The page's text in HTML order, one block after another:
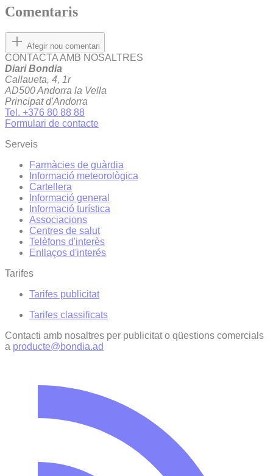
Comentaris
Afegir nou comentari
CONTACTA AMB NOSALTRES
Diari Bondia
Callaueta, 4, 1r
AD500 Andorra la Vella
Principat d'Andorra
Tel. +376 80 88 88
Formulari de contacte
Serveis
Farmàcies de guàrdia
Informació meteorològica
Cartellera
Informació general
Informació turística
Associacions
Centres de salut
Telèfons d'interès
Enllaços d'interés
Tarifes
Tarifes publicitat
Tarifes classificats
Contacti amb nosaltres per publicitat o qüestions comercials
a producte@bondia.ad